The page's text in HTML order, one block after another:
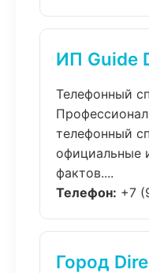
ИП Guide
Телефонный
телефонный
официальные
фактов....
Телефон: +7
Город